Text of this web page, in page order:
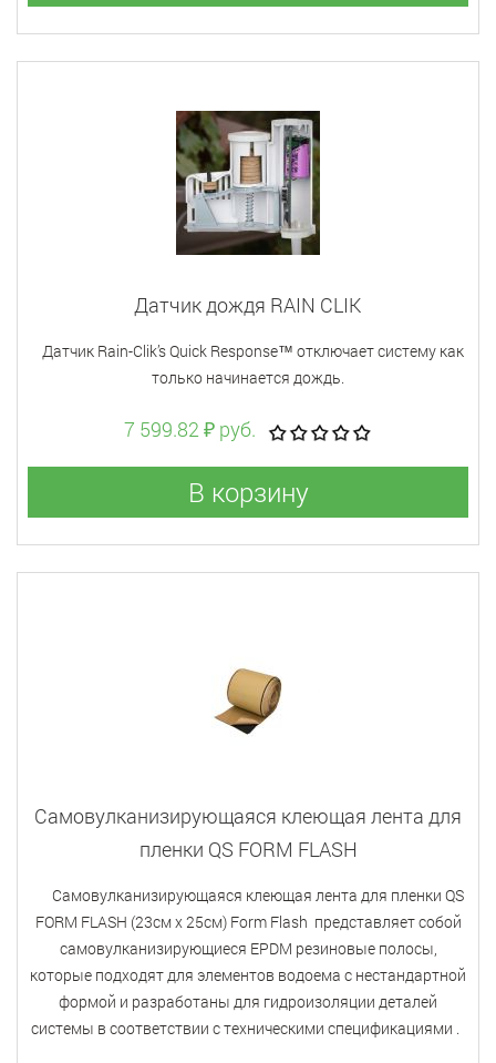
Датчик дождя RAIN CLIK
Датчик Rain-Clik’s Quick Response™ отключает сиcтему как
только начинается дождь.
7 599.82 ₽ руб.
В корзину
Самовулканизирующаяся клеющая лента для
пленки QS FORM FLASH
Самовулканизирующаяся клеющая лента для пленки QS
FORM FLASH (23см х 25см) Form Flash представляет собой
самовулканизирующиеся EPDM резиновые полосы,
которые подходят для элементов водоема с нестандартной
формой и разработаны для гидроизоляции деталей
системы в соответствии с техническими спецификациями .